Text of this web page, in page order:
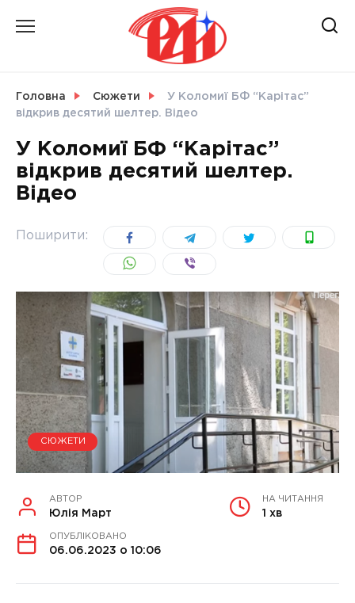
Головна Сюжети
У Коломиї БФ “Карітас”
відкрив десятий шелтер. Відео
У Коломиї БФ “Карітас”
відкрив десятий шелтер.
Відео
Поширити:
СЮЖЕТИ
АВТОР
Юлія Март
НА ЧИТАННЯ
1 хв
ОПУБЛІКОВАНО
06.06.2023 о 10:06